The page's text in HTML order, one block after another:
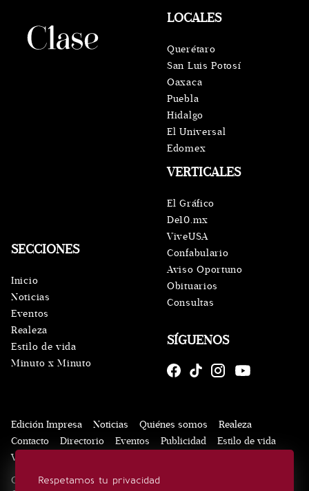
Respetamos tu privacidad
SECCIONES
Inicio
Noticias
Eventos
Realeza
Estilo de vida
Minuto x Minuto
VERTICALES
El Gráfico
De10.mx
ViveUSA
Confabulario
Aviso Oportuno
Obituarios
Consultas
LOCALES
Querétaro
San Luis Potosí
Oaxaca
Puebla
Hidalgo
El Universal
Edomex
SÍGUENOS
Edición Impresa Noticias Quiénes somos
Realeza
Contacto
Directorio Eventos Publicidad
Estilo de vida
Videos
Copyright © Todos los derechos reservados | EL UNIVERSAL,